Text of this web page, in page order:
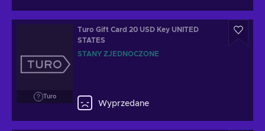
Turo
Turo Gift Card 20 USD Key UNITED
STATES
STANY ZJEDNOCZONE
Wyprzedane